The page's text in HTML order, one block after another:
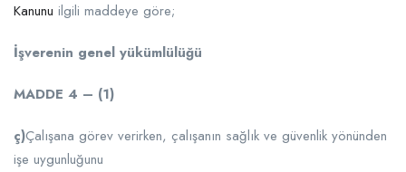
Kanunu ilgili maddeye göre;
İşverenin genel yükümlülüğü
MADDE 4 – (1)
ç)Çalışana görev verirken, çalışanın sağlık ve güvenlik yönünden
işe uygunluğunu